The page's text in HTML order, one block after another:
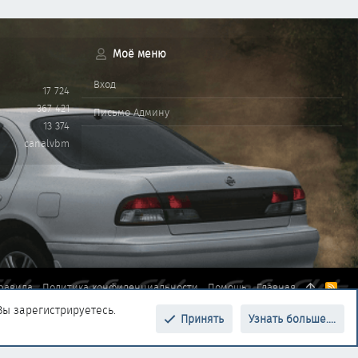
17 724
367 421
13 374
canalvbm
Моё меню
Вход
Письмо Админу
Политика конфиденциальности Помощь Главная
R
зарегистрируетесь.
Принять Узнать больше....